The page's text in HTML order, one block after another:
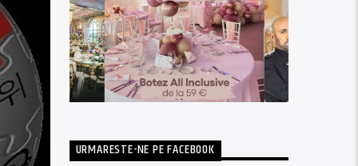
URMARESTE-NE PE FACEBOOK